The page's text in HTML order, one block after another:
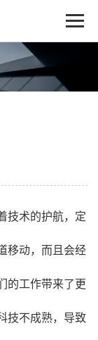
技术的护航，定
移动，而且会经
的工作带来了更
技不成熟，导致